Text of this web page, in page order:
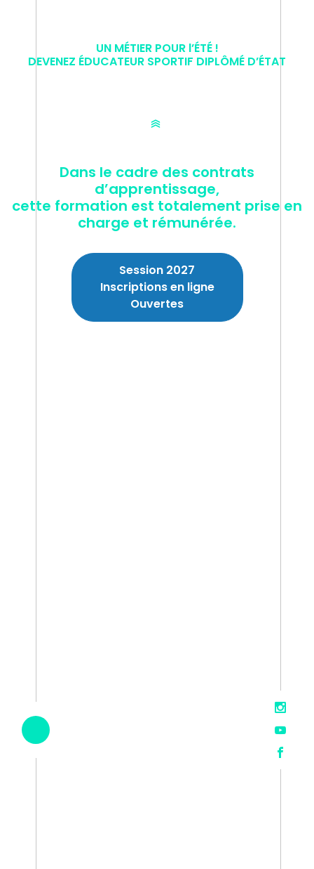
UN MÉTIER POUR l’ÉTÉ !
DEVENEZ ÉDUCATEUR SPORTIF DIPLÔMÉ D’ÉTAT
Dans le cadre des contrats
d’apprentissage,
cette formation est totalement prise en
charge et rémunérée.
Session 2027
Inscriptions en ligne
Ouvertes